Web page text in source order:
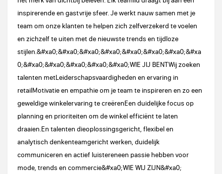
inspirerende en gastvrije sfeer. Je werkt nauw samen met je
team om onze klanten te helpen zich zelfverzekerd te voelen
en zichzelf te uiten met de nieuwste trends en tijdloze
stijlen.&#xa0;&#xa0;&#xa0;&#xa0;&#xa0;&#xa0;&#xa0;&#xa
0;&#xa0;&#xa0;&#xa0;&#xa0;&#xa0;WIE JIJ BENTWij zoeken
talenten metLeiderschapsvaardigheden en ervaring in
retailMotivatie en empathie om je team te inspireren en zo een
geweldige winkelervaring te creërenEen duidelijke focus op
planning en prioriteiten om de winkel efficiënt te laten
draaien.En talenten dieoplossingsgericht, flexibel en
analytisch denkenteamgericht werken, duidelijk
communiceren en actief luistereneen passie hebben voor
mode, trends en commercie&#xa0;WIE WIJ ZIJN&#xa0;